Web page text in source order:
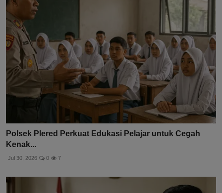
Polsek Plered Perkuat Edukasi Pelajar untuk Cegah
Kenak...
Jul 30, 2026 0 7